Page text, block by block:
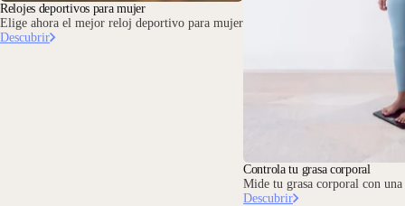
Relojes deportivos para mujer
Elige ahora el mejor reloj deportivo para mujer
Descubrir
Controla tu grasa corporal
Mide tu grasa corporal con
Descubrir